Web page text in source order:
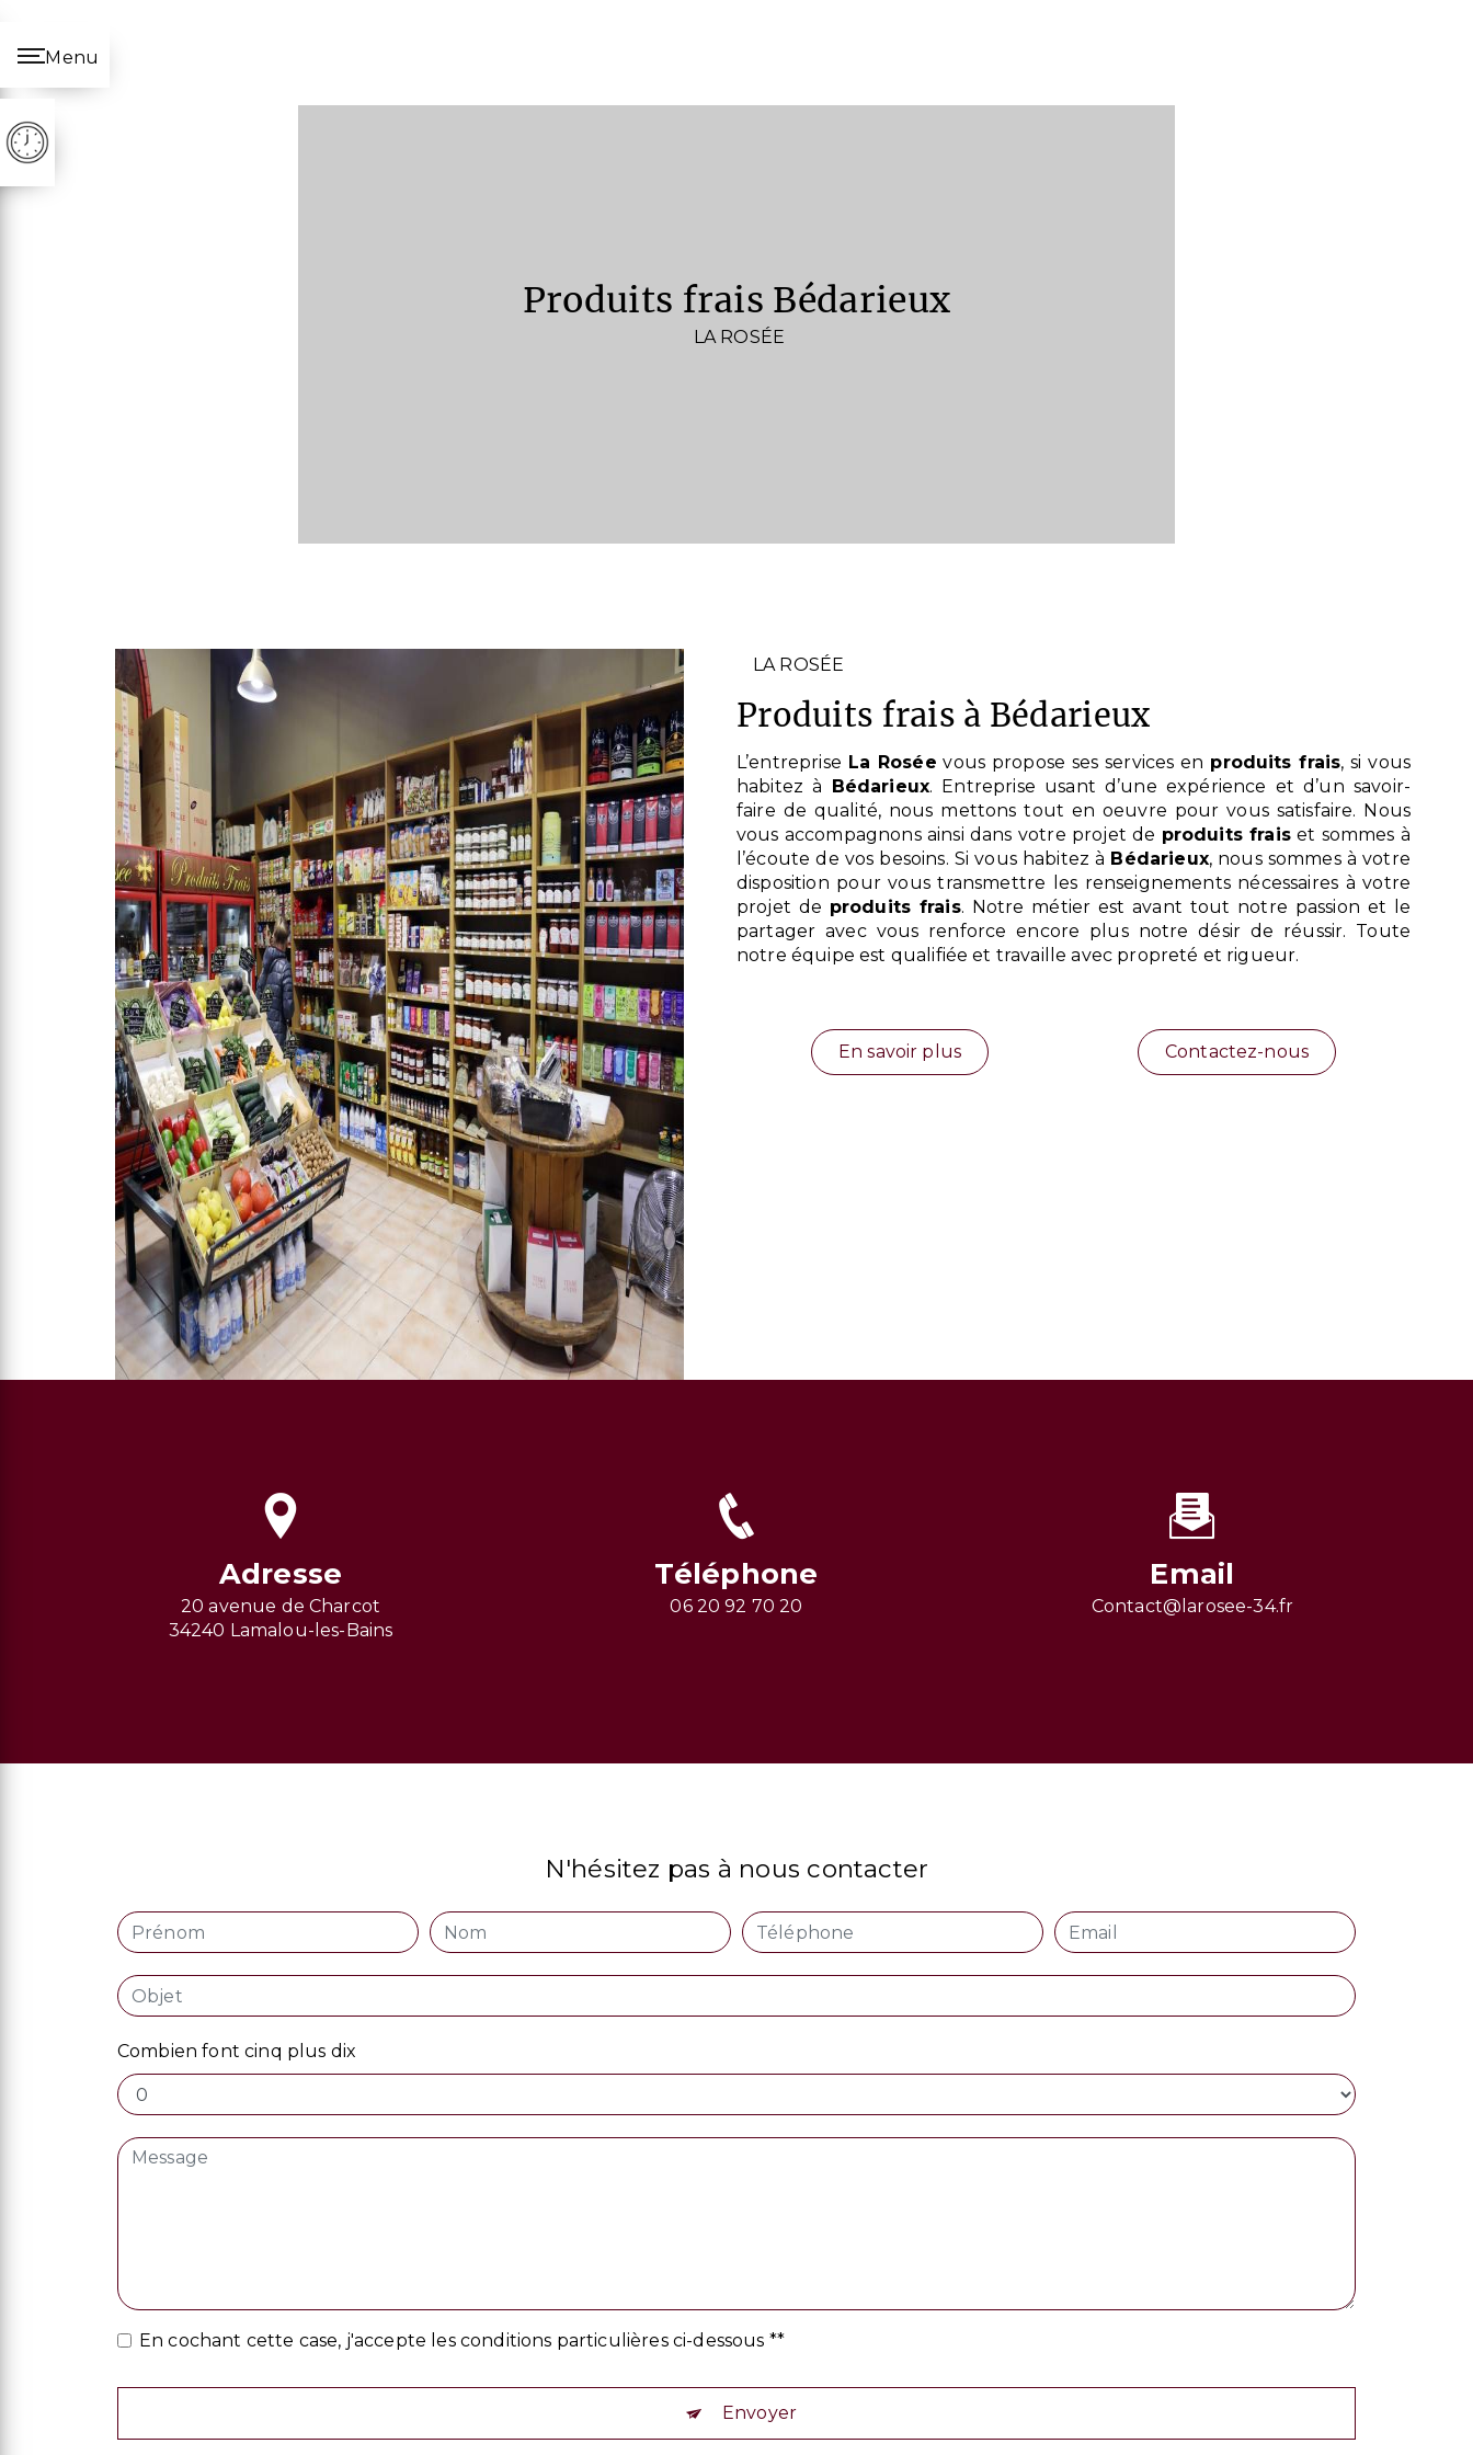
Menu
produits frais Bédarieux
LA ROSÉE
LA ROSÉE
produits frais à Bédarieux
L’entreprise La Rosée vous propose ses services en produits frais, si vous
habitez à Bédarieux. Entreprise usant d’une expérience et d’un savoir-
faire de qualité, nous mettons tout en oeuvre pour vous satisfaire. Nous
vous accompagnons ainsi dans votre projet de produits fraiset sommes à
l’écoute de vos besoins. Si vous habitez à Bédarieux, nous sommes à votre
disposition pour vous transmettre les renseignements nécessaires à votre
projet de produits frais. Notre métier est avant tout notre passion et le
partager avec vous renforce encore plus notre désir de réussir. Toute
notre équipe est qualifiée et travaille avec propreté et rigueur.
En savoir plus Contactez-nous
Adresse
20 avenue de Charcot
34240 Lamalou-les-Bains
Téléphone
06 20 92 70 20
Email
contact@larosee-34.fr
N'hésitez pas à nous contacter
Combien font cinq plus dix
En cochant cette case, j'accepte les conditions particulières ci-dessous **
Envoyer